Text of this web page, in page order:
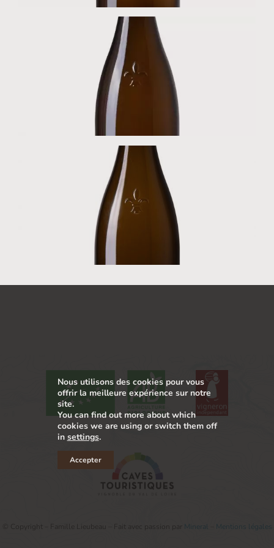
Muscadet Sèvre et Maine
Clisson
Muscadet Sèvre et Maine
Château-Thébaud
Mineral Mentions légales
Nous utilisons des cookies pour vous
offrir la meilleure expérience sur notre
site.
You can find out more about which
cookies we are using or switch them off
in settings.
Accepter